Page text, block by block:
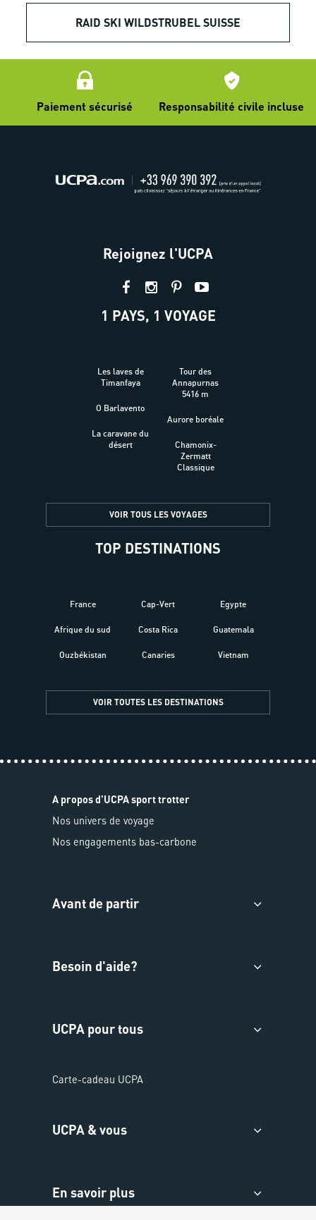
RAID SKI WILDSTRUBEL SUISSE
Paiement sécurisé Responsabilité civile incluse
Rejoignez l'UCPA
1 PAYS, 1 VOYAGE
Les laves de
Timanfaya
O Barlavento
La caravane du
désert
Tour des
Annapurnas
5416 m
Aurore boréale
Chamonix-
Zermatt
Classique
VOIR TOUS LES VOYAGES
TOP DESTINATIONS
France
Afrique du sud
Ouzbékistan
Cap-Vert
Costa Rica
Canaries
Egypte
Guatemala
Vietnam
VOIR TOUTES LES DESTINATIONS
A propos d'UCPA sport trotter
Nos univers de voyage
Nos engagements bas-carbone
Avant de partir
Besoin d'aide?
UCPA pour tous
Carte-cadeau UCPA
UCPA & vous
En savoir plus